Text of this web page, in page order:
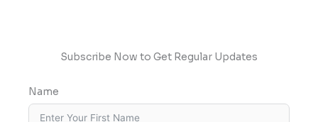
Subscribe Now to Get Regular Updates
Name